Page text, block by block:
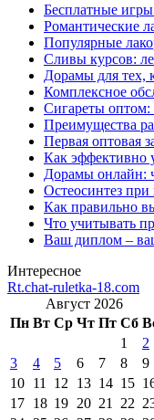
Бесплатные
Романтические
Популярные
Сливы курсов:
Дорамы для тех,
Комплексное
Сигареты оптом:
Преимущества
Первая оптовая
Как эффективно
Дорамы онлайн:
Остеосинтез при
Как правильно
Что учитывать
Ваш диплом –
Интересное
Rt.chat-ruletka-18.com
Август 2026
Пн Вт Ср Чт Пт Сб
1
2
3
4 5 6 7 8
9
10 11 12 13 14 15
17 18 19 20 21 22